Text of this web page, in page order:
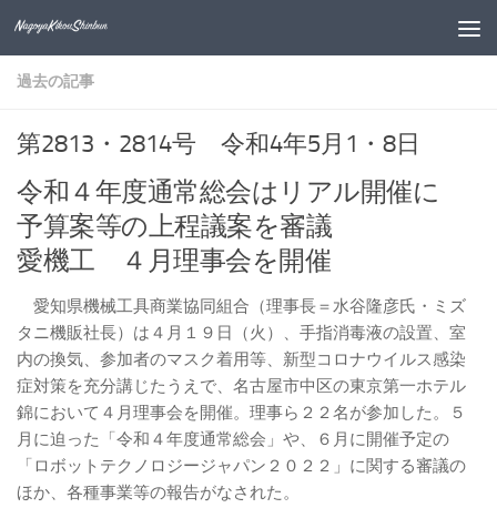
コンテンツへスキップ
過去の記事
第2813・2814号 令和4年5月1・8日
令和４年度通常総会はリアル開催に
予算案等の上程議案を審議
愛機工 ４月理事会を開催
愛知県機械工具商業協同組合（理事長＝水谷隆彦氏・ミズ
タニ機販社長）は４月１９日（火）、手指消毒液の設置、室
内の換気、参加者のマスク着用等、新型コロナウイルス感染
症対策を充分講じたうえで、名古屋市中区の東京第一ホテル
錦において４月理事会を開催。理事ら２２名が参加した。５
月に迫った「令和４年度通常総会」や、６月に開催予定の
「ロボットテクノロジージャパン２０２２」に関する審議の
ほか、各種事業等の報告がなされた。